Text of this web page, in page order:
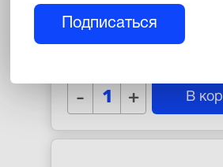
Головка торцевая
глубокая 6-гранная
(17мм), тонкостенная
- + В
Подписаться